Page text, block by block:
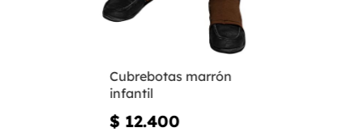
Cubrebotas marrón
infantil
$ 12.400